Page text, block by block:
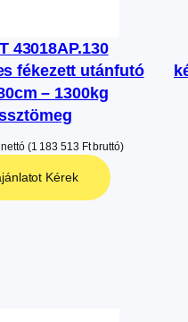
43018AP.130
fékezett utánfutó
– 1300kg
nettó (1 183 513 Ftbruttó)
Kérek